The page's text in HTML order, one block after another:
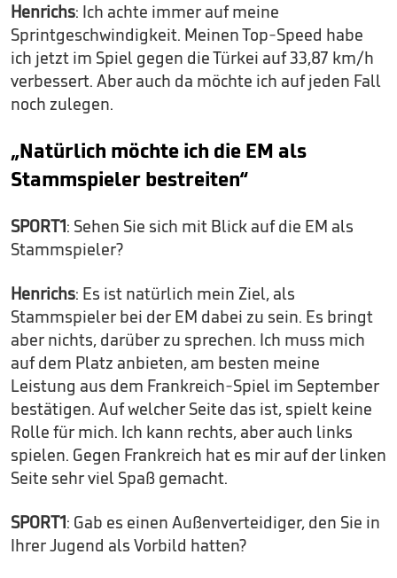
Henrichs: Ich achte immer auf meine
Sprintgeschwindigkeit. Meinen Top-Speed habe
ich jetzt im Spiel gegen die Türkei auf 33,87 km/h
verbessert. Aber auch da möchte ich auf jeden Fall
noch zulegen.
„Natürlich möchte ich die EM als
Stammspieler bestreiten“
SPORT1: Sehen Sie sich mit Blick auf die EM als
Stammspieler?
Henrichs: Es ist natürlich mein Ziel, als
Stammspieler bei der EM dabei zu sein. Es bringt
aber nichts, darüber zu sprechen. Ich muss mich
auf dem Platz anbieten, am besten meine
Leistung aus dem Frankreich-Spiel im September
bestätigen. Auf welcher Seite das ist, spielt keine
Rolle für mich. Ich kann rechts, aber auch links
spielen. Gegen Frankreich hat es mir auf der linken
Seite sehr viel Spaß gemacht.
SPORT1: Gab es einen Außenverteidiger, den Sie in
Ihrer Jugend als Vorbild hatten?